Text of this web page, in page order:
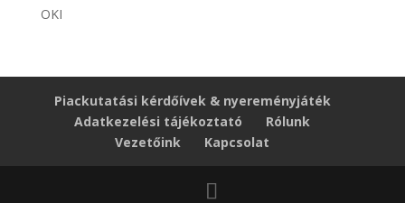
OKI
Piackutatási kérdőívek & nyereményjáték
Adatkezelési tájékoztató
Rólunk
Vezetőink
Kapcsolat